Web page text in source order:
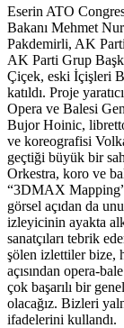
Eserin ATO
Bakanı Mehmet
Pakdemirli, AK Parti
AK Parti Grup
Çiçek, eski İçişleri
katıldı. Proje
Opera ve Balesi
Bujor Hoinic,
ve koreografisi
geçtiği büyük bir
Orkestra, koro ve
“3DMAX
görsel açıdan da
izleyicinin ayakta
sanatçıları tebrik
şölen izlettiler bize,
açısından opera-
çok başarılı bir
olacağız. Bizleri
ifadelerini kullandı.